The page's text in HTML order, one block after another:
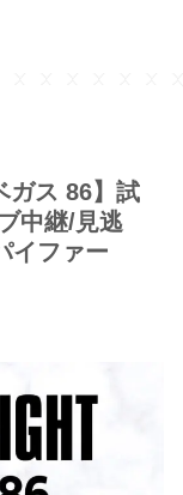
ガス 86】試
中継/見逃
イファー